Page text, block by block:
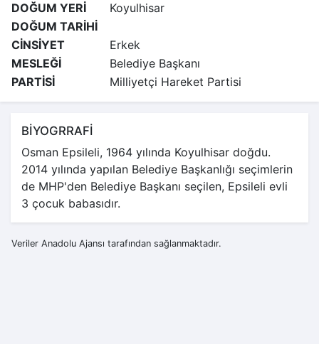
DOĞUM YERİ
Koyulhisar
DOĞUM TARİHİ
CİNSİYET
Erkek
MESLEĞİ
Belediye Başkanı
PARTİSİ
Milliyetçi Hareket Partisi
BİYOGRRAFİ
Osman Epsileli, 1964 yılında Koyulhisar doğdu.
2014 yılında yapılan Belediye Başkanlığı seçimlerin
de MHP'den Belediye Başkanı seçilen, Epsileli evli
3 çocuk babasıdır.
Veriler Anadolu Ajansı tarafından sağlanmaktadır.